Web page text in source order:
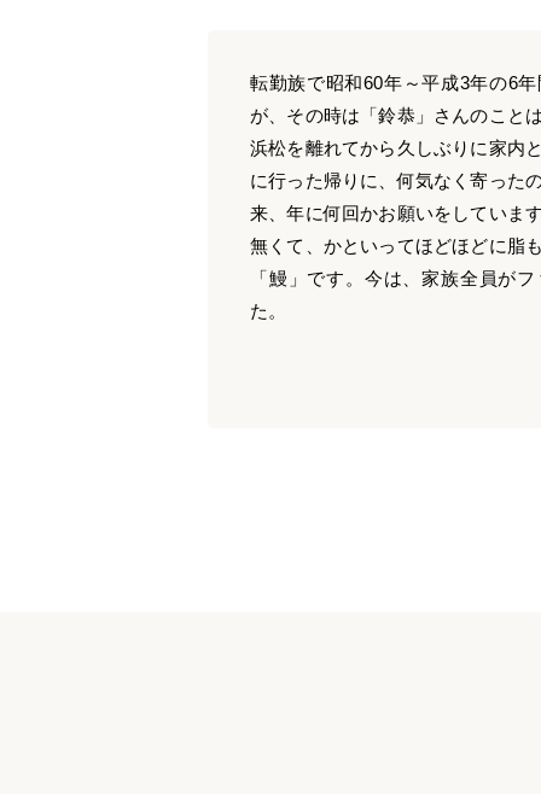
転勤族で昭和60年～平成3年の6
が、その時は「鈴恭」さんのこと
浜松を離れてから久しぶりに家内
に行った帰りに、何気なく寄った
来、年に何回かお願いをしていま
無くて、かといってほどほどに脂
「鰻」です。今は、家族全員が
た。